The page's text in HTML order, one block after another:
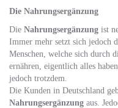
Die Nahrungsergänzung
Die Nahrungsergänzung ist
Immer mehr setzt sich jedoch
Menschen, welche sich durch
ernähren, eigentlich alles
jedoch trotzdem.
Die Kunden in Deutschland
Nahrungsergänzung aus.